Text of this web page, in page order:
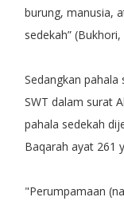
burung, manusia,
sedekah”
Sedangkan pahala
SWT dalam surat
pahala sedekah
Baqarah ayat 261
"Perumpamaan